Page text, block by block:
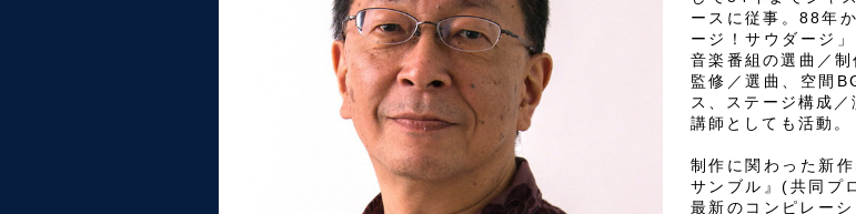
ースに従事。88年
ージ！サウダージ
音楽番組の選曲／
監修／選曲、空間
ス、ステージ構成
講師としても活動。
制作に関わった新
サンブル』(共同プ
最新のコンピレー